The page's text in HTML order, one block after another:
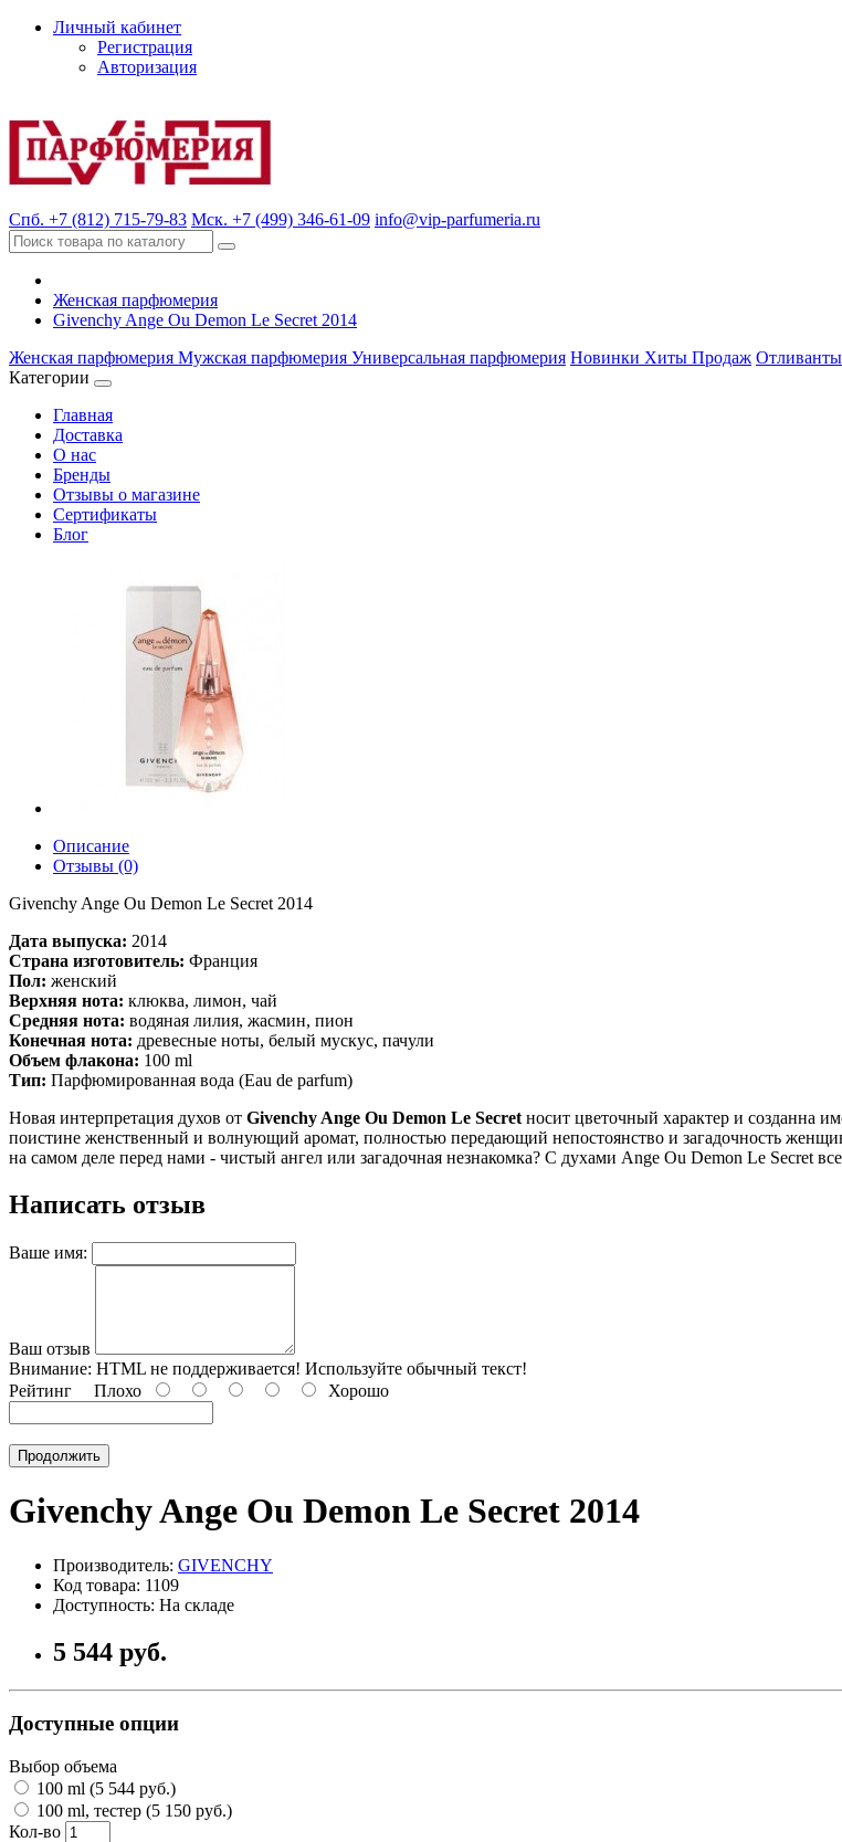
Личный кабинет
Регистрация
Авторизация
Спб. +7 (812) 715-79-83 Мск. +7 (499) 346-61-09 info@vip-parfumeria.ru
Женская парфюмерия
Givenchy Ange Ou Demon Le Secret 2014
Женская парфюмерия Мужская парфюмерия Универсальная парфюмерия Новинки Хиты Продаж Отливанты
Категории
Главная
Доставка
О нас
Бренды
Отзывы о магазине
Сертификаты
Блог
Описание
Отзывы (0)
Givenchy Ange Ou Demon Le Secret 2014
Дата выпуска: 2014
Страна изготовитель: Франция
Пол: женский
Верхняя нота: клюква, лимон, чай
Средняя нота: водяная лилия, жасмин, пион
Конечная нота: древесные ноты, белый мускус, пачули
Объем флакона: 100 ml
Тип: Парфюмированная вода (Eau de parfum)
Новая интерпретация духов от Givenchy Ange Ou Demon Le Secret носит цветочный характер и созданна
поистине женственный и волнующий аромат, полностью передающий непостоянство и загадочность
на самом деле перед нами - чистый ангел или загадочная незнакомка? С духами Ange Ou Demon Le Secret
Написать отзыв
Ваше имя:
Ваш отзыв
Внимание: HTML не поддерживается! Используйте обычный текст!
Рейтинг Плохо Хорошо
Продолжить
Givenchy Ange Ou Demon Le Secret 2014
Производитель: GIVENCHY
Код товара: 1109
Доступность: На складе
5 544 руб.
Доступные опции
Выбор объема
100 ml (5 544 руб.)
100 ml, тестер (5 150 руб.)
Кол-во